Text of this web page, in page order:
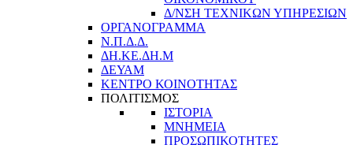
Δ/ΝΣΗ ΤΕΧΝΙΚΩΝ ΥΠΗΡΕΣΙΩΝ
ΟΡΓΑΝΟΓΡΑΜΜΑ
Ν.Π.Δ.Δ.
ΔΗ.ΚΕ.ΔΗ.Μ
ΔΕΥΑΜ
ΚΕΝΤΡΟ ΚΟΙΝΟΤΗΤΑΣ
ΠΟΛΙΤΙΣΜΟΣ
ΙΣΤΟΡΙΑ
ΜΝΗΜΕΙΑ
ΠΡΟΣΩΠΙΚΟΤΗΤΕΣ